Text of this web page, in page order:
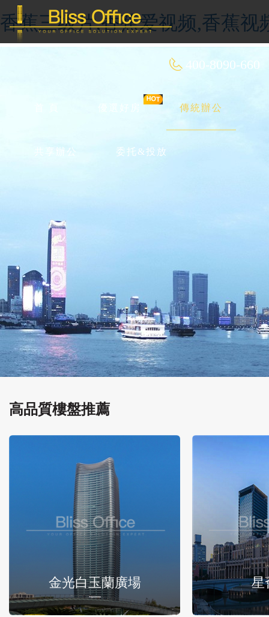
香蕉三级片,香蕉爱视频,香蕉视
400-8090-660
優選好房 傳統辦公
共享辦公 委托&投放
高品質樓盤推薦
金光白玉蘭廣場 星